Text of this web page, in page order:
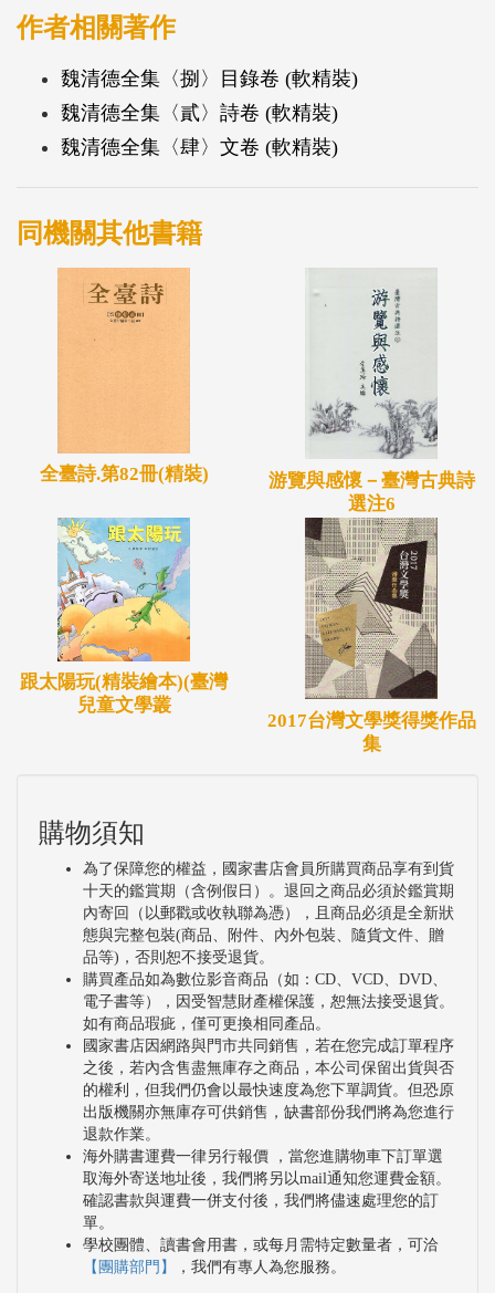
第捌卷為目錄卷，內容有魏清德作品目錄表、相關研
作者相關著作
魏清德全集〈捌〉目錄卷 (軟精裝)
魏清德全集〈貳〉詩卷 (軟精裝)
魏清德全集〈肆〉文卷 (軟精裝)
同機關其他書籍
全臺詩.第82冊(精裝)
游覽與感懷－臺灣古典詩
選注6
跟太陽玩(精裝繪本)(臺灣
兒童文學叢
2017台灣文學獎得獎作品
集
購物須知
為了保障您的權益，國家書店會員所購買商品享有到貨
十天的鑑賞期（含例假日）。退回之商品必須於鑑賞期
內寄回（以郵戳或收執聯為憑），且商品必須是全新狀
態與完整包裝(商品、附件、內外包裝、隨貨文件、贈
品等)，否則恕不接受退貨。
購買產品如為數位影音商品（如：CD、VCD、DVD、
電子書等），因受智慧財產權保護，恕無法接受退貨。
如有商品瑕疵，僅可更換相同產品。
國家書店因網路與門市共同銷售，若在您完成訂單程序
之後，若內含售盡無庫存之商品，本公司保留出貨與否
的權利，但我們仍會以最快速度為您下單調貨。但恐原
出版機關亦無庫存可供銷售，缺書部份我們將為您進行
退款作業。
海外購書運費一律另行報價 ，當您進購物車下訂單選
取海外寄送地址後，我們將另以mail通知您運費金額。
確認書款與運費一併支付後，我們將儘速處理您的訂
單。
學校團體、讀書會用書，或每月需特定數量者，可洽
【團購部門】
，我們有專人為您服務。